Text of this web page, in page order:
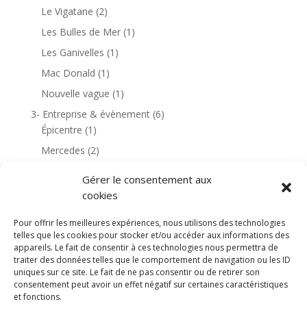
Gérer le consentement aux
cookies
Pour offrir les meilleures expériences, nous utilisons des technologies
telles que les cookies pour stocker et/ou accéder aux informations des
appareils. Le fait de consentir à ces technologies nous permettra de
traiter des données telles que le comportement de navigation ou les ID
uniques sur ce site. Le fait de ne pas consentir ou de retirer son
consentement peut avoir un effet négatif sur certaines caractéristiques
et fonctions.
Le Vigatane (2)
Les Bulles de Mer(1)
Les Ganivelles (1)
Mac Donald (1)
Nouvelle vague (1)
3- Entreprise & évènement(6)
Épicentre (1)
Mercedes (2)
4- Habitation & environnement
Golf de Saint Cyprien (6)
Le Canigou (3)
Les Corbières(1)
Moulin de Lène (1)